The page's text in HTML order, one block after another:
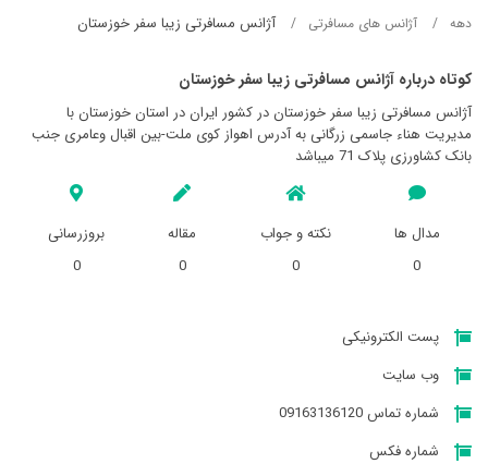
دهه آژانس های مسافرتی آژانس مسافرتی زيبا سفر خوزستان
کوتاه درباره آژانس مسافرتی زيبا سفر خوزستان
آژانس مسافرتی زيبا سفر خوزستان در کشور ایران در استان خوزستان با
مدیریت هناء جاسمی زرگانی به آدرس اهواز کوی ملت-بین اقبال وعامری جنب
بانک کشاورزی پلاک 71 میباشد
مدال ها
0
نکته و جواب
0
مقاله
0
بروزرسانی
0
پست الکترونیکی
وب سایت
شماره تماس 09163136120
شماره فکس